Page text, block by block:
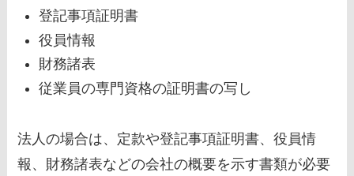
登記事項証明書
役員情報
財務諸表
従業員の専門資格の証明書の写し
法人の場合は、定款や登記事項証明書、役員情
報、財務諸表などの会社の概要を示す書類が必要